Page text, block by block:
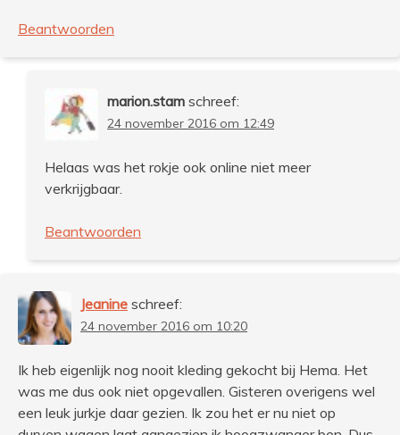
Beantwoorden
marion.stam schreef:
24 november 2016 om 12:49
Helaas was het rokje ook online niet meer
verkrijgbaar.
Beantwoorden
Jeanine schreef:
24 november 2016 om 10:20
Ik heb eigenlijk nog nooit kleding gekocht bij Hema. Het
was me dus ook niet opgevallen. Gisteren overigens wel
een leuk jurkje daar gezien. Ik zou het er nu niet op